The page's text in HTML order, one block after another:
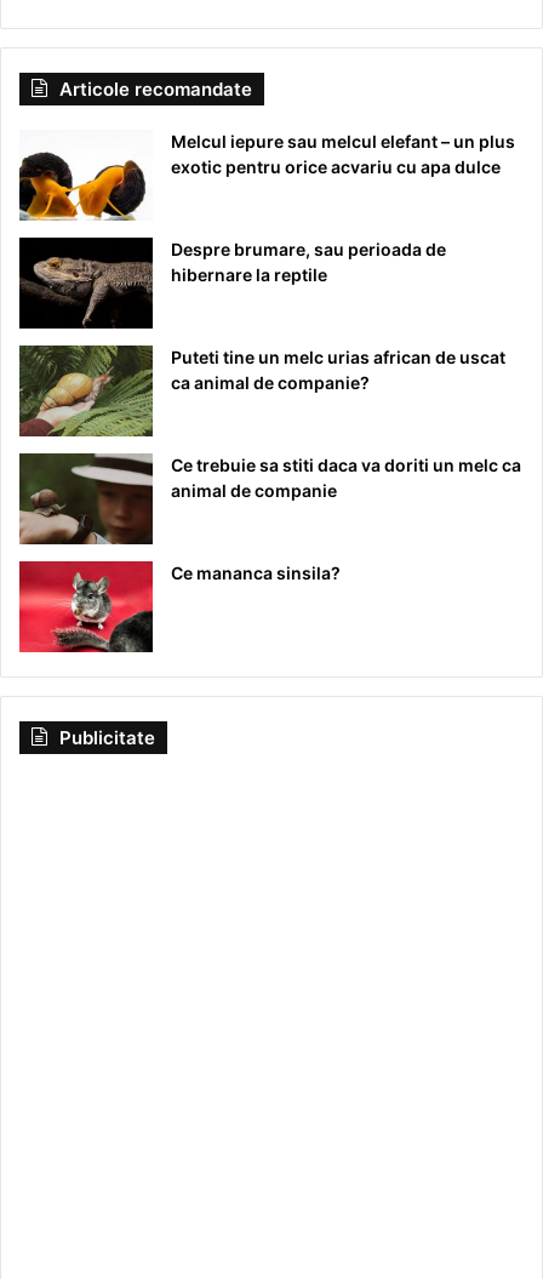
Articole recomandate
Melcul iepure sau melcul elefant – un plus
exotic pentru orice acvariu cu apa dulce
Despre brumare, sau perioada de
hibernare la reptile
Puteti tine un melc urias african de uscat
ca animal de companie?
Ce trebuie sa stiti daca va doriti un melc ca
animal de companie
Ce mananca sinsila?
Publicitate